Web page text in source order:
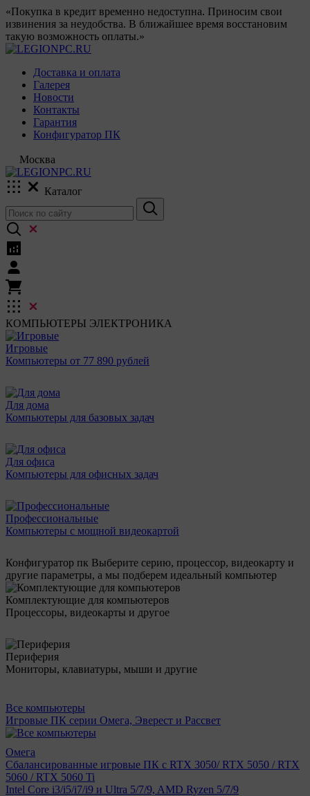
«Покупка в кредит временно недоступна. Приносим свои
извинения за неудобства. В ближайшее время восстановим
такую возможность оплаты.»
Доставка и оплата
Галерея
Новости
Контакты
Гарантия
Конфигуратор ПК
Москва
Каталог
КОМПЬЮТЕРЫ ЭЛЕКТРОНИКА
Игровые
Компьютеры от 77 890 рублей
Для дома
Компьютеры для базовых задач
Для офиса
Компьютеры для офисных задач
Профессиональные
Компьютеры с мощной видеокартой
Конфигуратор пк Выберите серию, процессор, видеокарту и
другие параметры, а мы подберем идеальный компьютер
Комплектующие для компьютеров
Процессоры, видеокарты и другое
Периферия
Мониторы, клавиатуры, мыши и другие
Все компьютеры
Игровые ПК серии Омега, Эверест и Рассвет
Омега
Сбалансированные игровые ПК с RTX 3050/ RTX 5050 / RTX
5060 / RTX 5060 Ti
Intel Core i3/i5/i7/i9 и Ultra 5/7/9, AMD Ryzen 5/7/9